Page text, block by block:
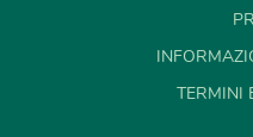
TERMINI